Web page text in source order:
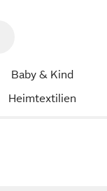
Baby & Kind
Heimtextilien